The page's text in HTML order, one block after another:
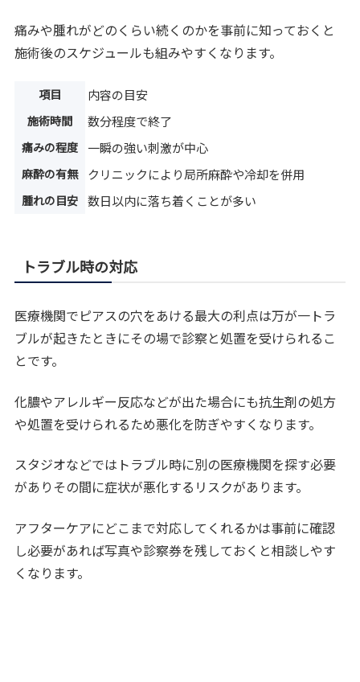
痛みや腫れがどのくらい続くのかを事前に知っておくと
施術後のスケジュールも組みやすくなります。
項目 内容の目安
施術時間 数分程度で終了
痛みの程度 一瞬の強い刺激が中心
麻酔の有無 クリニックにより局所麻酔や冷却を併用
腫れの目安 数日以内に落ち着くことが多い
トラブル時の対応
医療機関でピアスの穴をあける最大の利点は万が一トラ
ブルが起きたときにその場で診察と処置を受けられるこ
とです。
化膿やアレルギー反応などが出た場合にも抗生剤の処方
や処置を受けられるため悪化を防ぎやすくなります。
スタジオなどではトラブル時に別の医療機関を探す必要
がありその間に症状が悪化するリスクがあります。
アフターケアにどこまで対応してくれるかは事前に確認
し必要があれば写真や診察券を残しておくと相談しやす
くなります。